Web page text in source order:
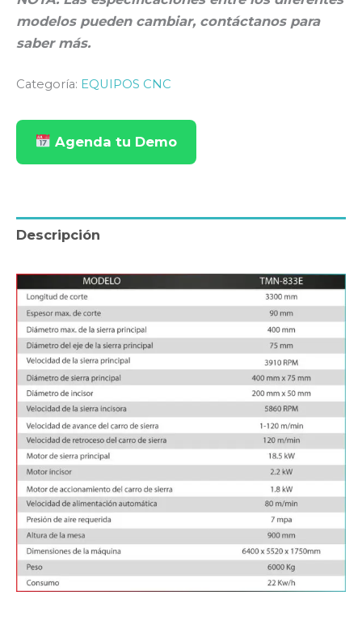
modelos pueden cambiar, contáctanos para
saber más.
Categoría: EQUIPOS CNC
Agenda tu Demo
Descripción